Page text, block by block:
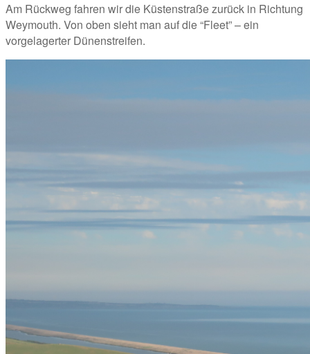
Am Rückweg fahren wir die Küstenstraße zurück in Richtung
Weymouth. Von oben sieht man auf die “Fleet” – ein
vorgelagerter Dünenstreifen.